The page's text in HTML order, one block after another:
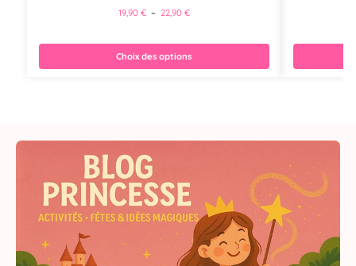
19,90 € – 22,90 €
Choix des options